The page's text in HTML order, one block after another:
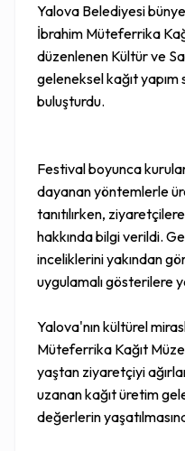
Yalova Belediyesi
İbrahim Müteferrika
düzenlenen Kültür ve
geleneksel kağıt yapım
buluşturdu.
Festival boyunca
dayanan yöntemlerle
tanıtılırken, ziyaretçilere
hakkında bilgi verildi.
inceliklerini yakından
uygulamalı gösterilere
Yalova'nın kültürel
Müteferrika Kağıt
yaştan ziyaretçiyi
uzanan kağıt üretim
değerlerin